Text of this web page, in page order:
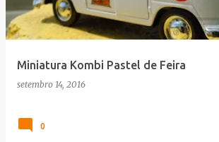
Miniatura Kombi Pastel de Feira
setembro 14, 2016
0